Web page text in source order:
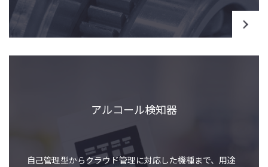
アルコール検知器
自己管理型からクラウド管理に対応した機種まで、用途